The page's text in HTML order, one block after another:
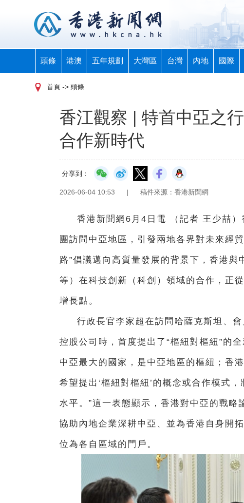
頭條 港澳 五年規劃 大灣區 台灣 內地 國際
首頁 -> 頭條
香江觀察 | 特首中亞之
合作新時代
分享到：
2026-06-04 10:53 | 稿件來源：香港新聞網
香港新聞網6月4日電 （記者 王少喆
團訪問中亞地區，引發兩地各界對未來經
路”倡議邁向高質量發展的背景下，香港
等）在科技創新（科創）領域的合作，正
增長點。
行政長官李家超在訪問哈薩克斯坦、
控股公司時，首度提出了“樞紐對樞紐”的
中亞最大的國家，是中亞地區的樞紐；香
希望提出‘樞紐對樞紐’的概念或合作模式
水平。”這一表態顯示，香港對中亞的戰略
協助內地企業深耕中亞、並為香港自身開
位為各自區域的門戶。